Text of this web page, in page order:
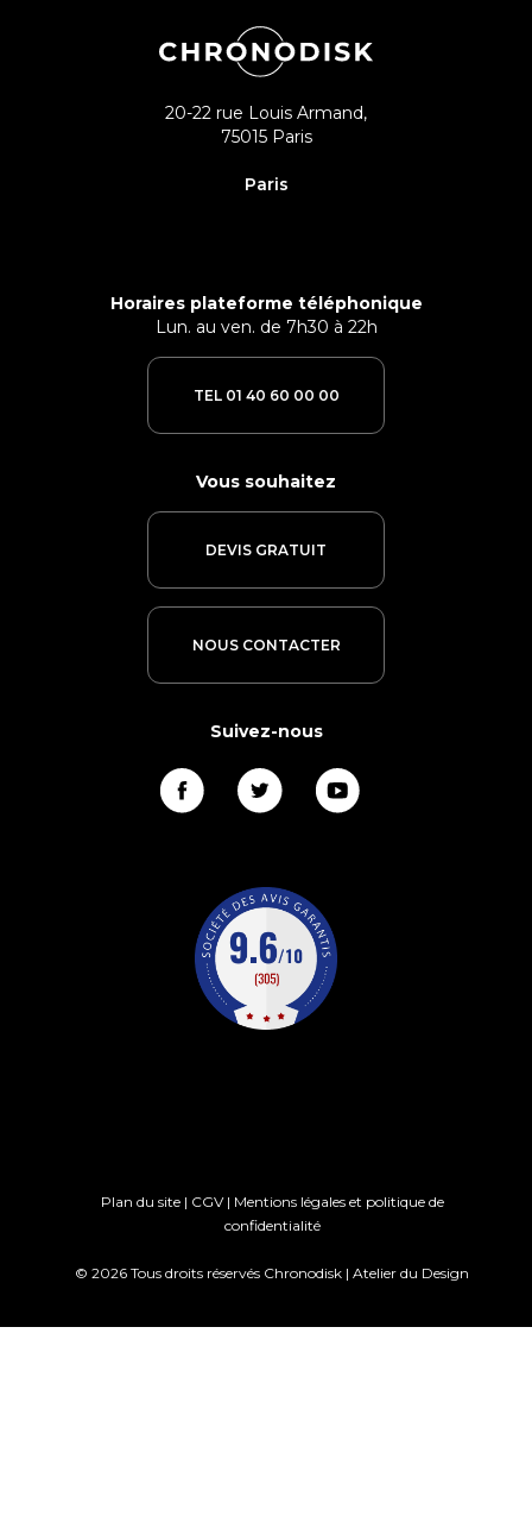
20-22 rue Louis Armand,
75015 Paris
Paris
Vous souhaitez
DEVIS GRATUIT
NOUS CONTACTER
Horaires plateforme téléphonique
Lun. au ven. de 7h30 à 22h
TEL 01 40 60 00 00
Suivez-nous
Plan du site | CGV | Mentions légales et politique de
confidentialité
© 2026 Tous droits réservés Chronodisk | Atelier du Design